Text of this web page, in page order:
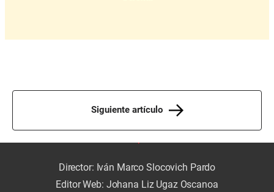
Siguiente artículo
Director: Iván Marco Slocovich Pardo
Editor Web: Johana Liz Ugaz Oscanoa